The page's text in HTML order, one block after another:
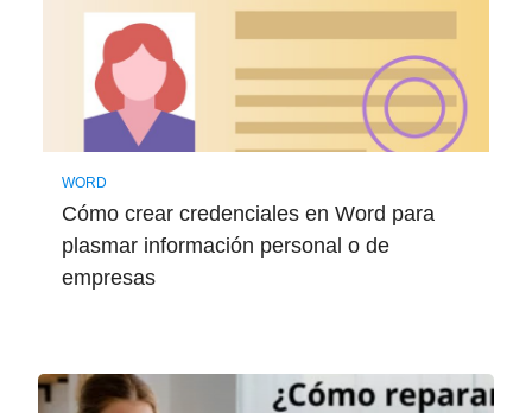
WORD
Cómo crear credenciales en Word para
plasmar información personal o de
empresas